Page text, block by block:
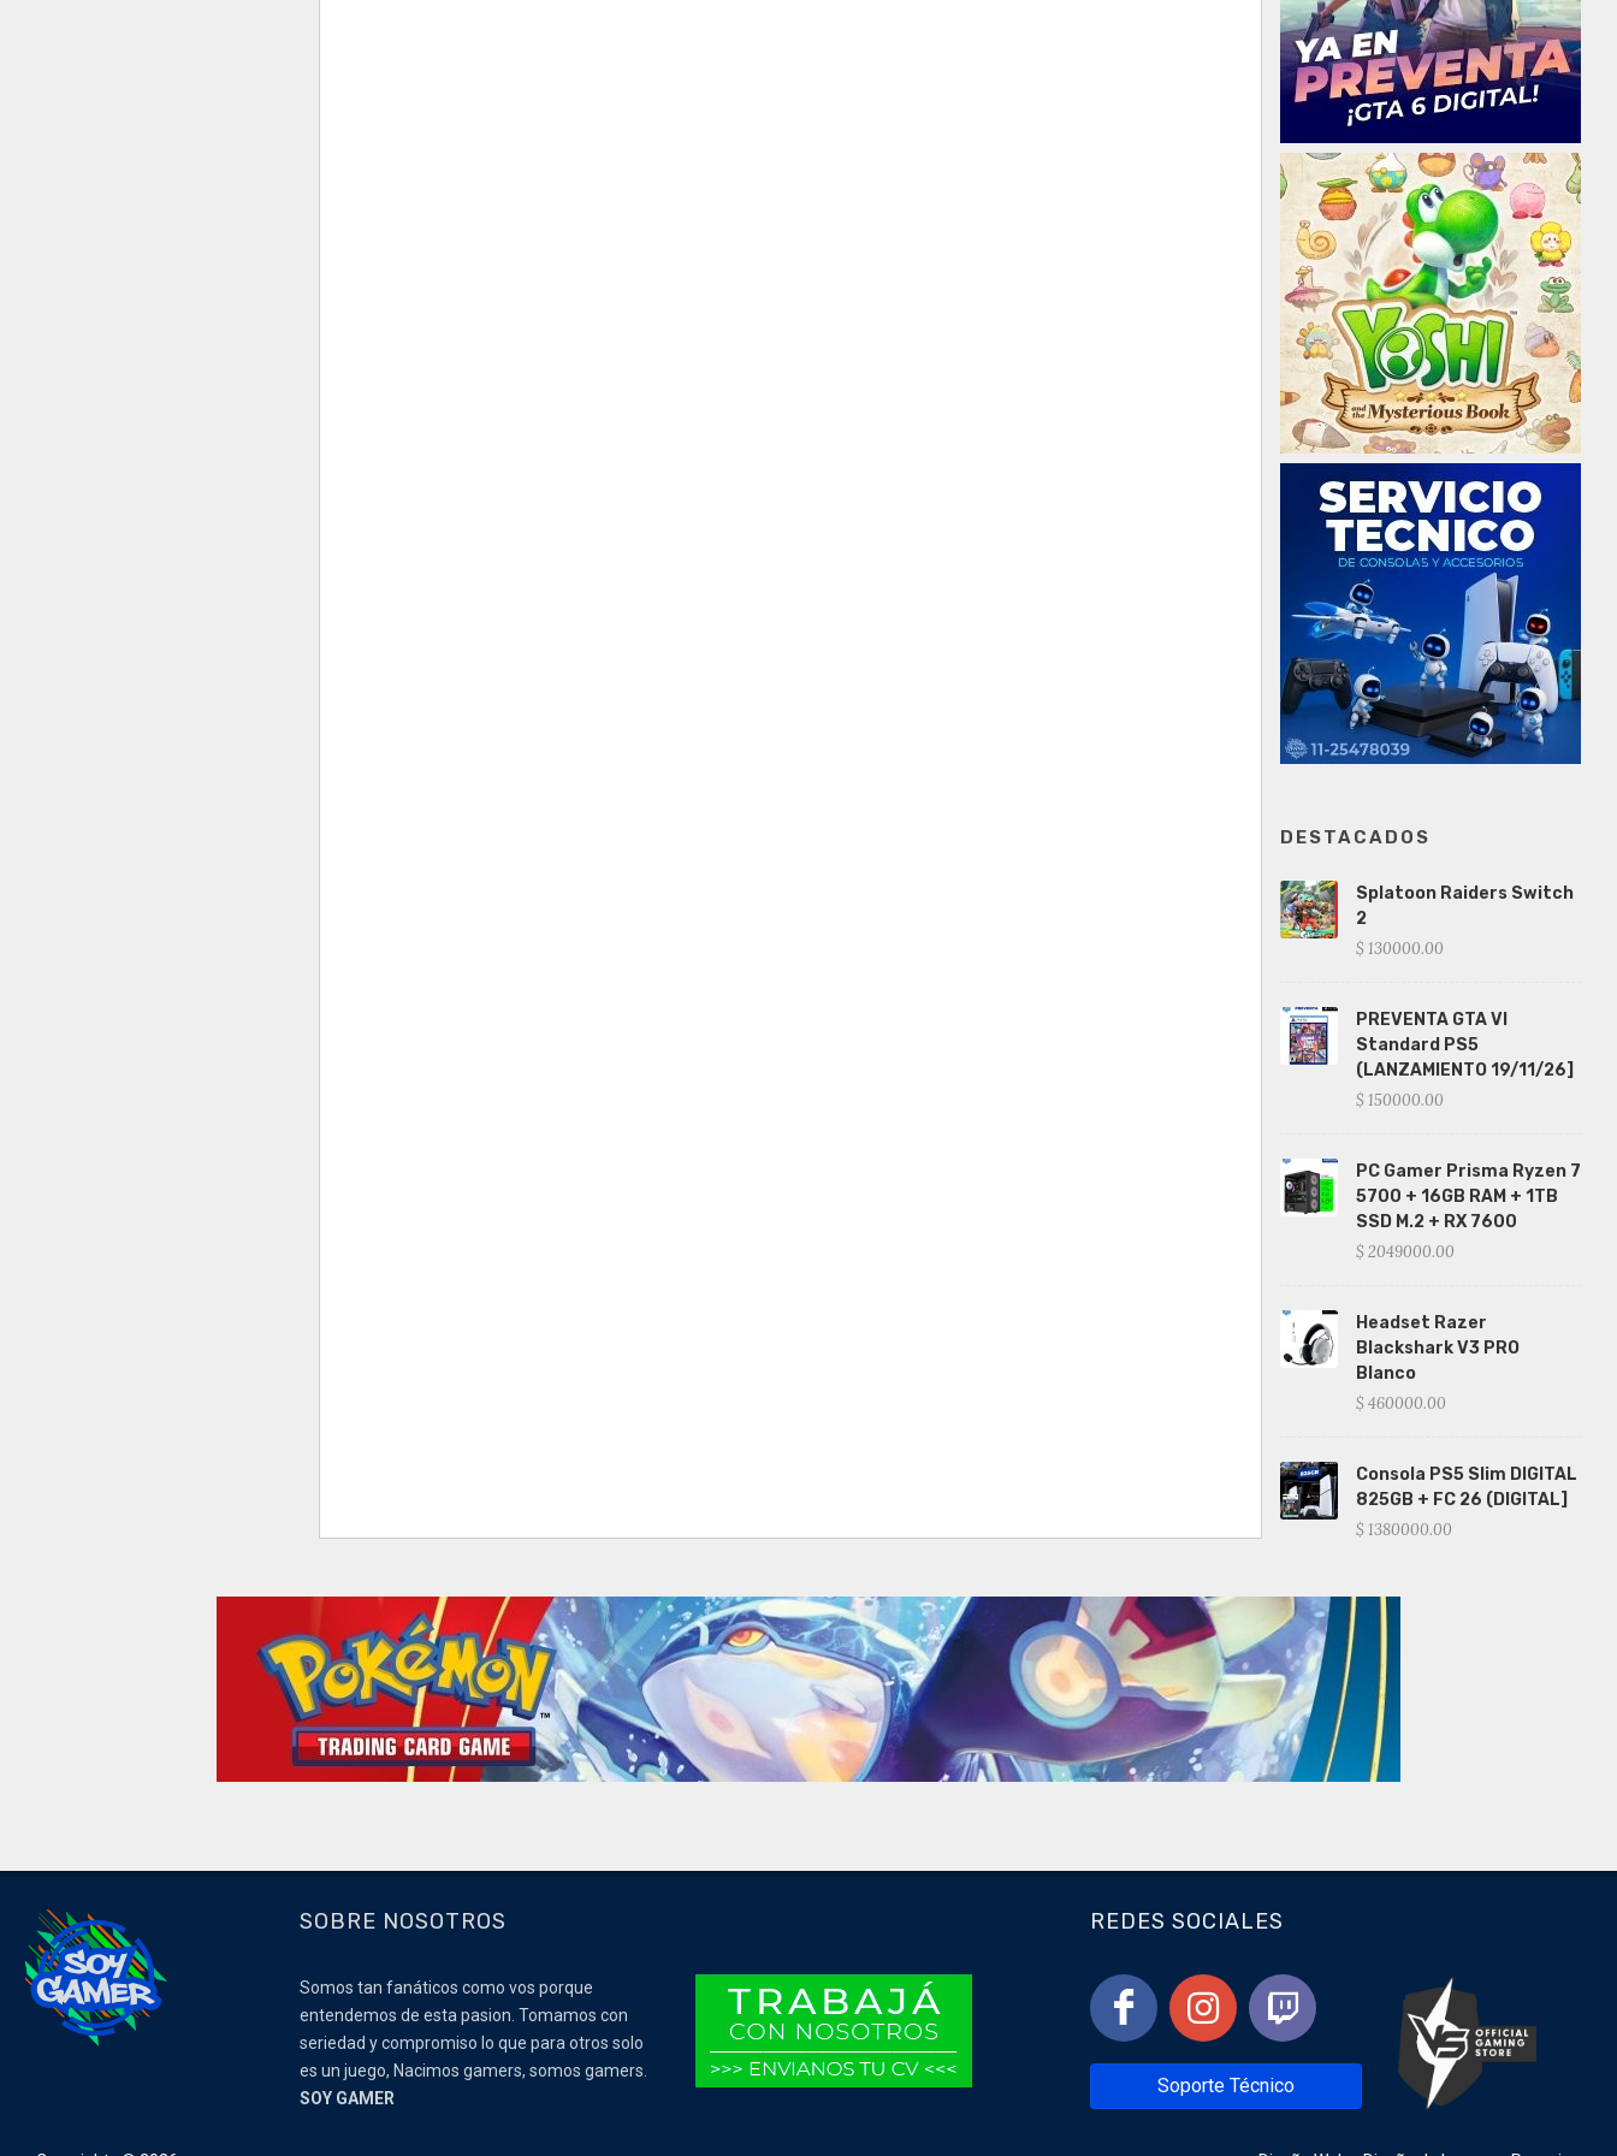
DESTACADOS
Splatoon Raiders Switch
2
$ 130000.00
PREVENTA GTA VI
Standard PS5
(LANZAMIENTO 19/11/26]
$ 150000.00
PC Gamer Prisma Ryzen 7
5700 + 16GB RAM + 1TB
SSD M.2 + RX 7600
$ 2049000.00
Headset Razer
Blackshark V3 PRO
Blanco
$ 460000.00
Consola PS5 Slim DIGITAL
825GB + FC 26 (DIGITAL]
$ 1380000.00
SOBRE NOSOTROS
Somos tan fanáticos como vos porque
entendemos de esta pasion. Tomamos con
seriedad y compromiso lo que para otros solo
es un juego, Nacimos gamers, somos gamers.
SOY GAMER
REDES SOCIALES
Soporte Técnico